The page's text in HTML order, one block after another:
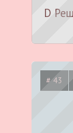
D
# 43